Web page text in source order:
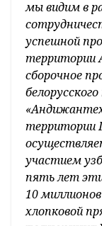
мы видим в
успешной
территории
сборочное
территории
участием
пять лет
10
хлопковой